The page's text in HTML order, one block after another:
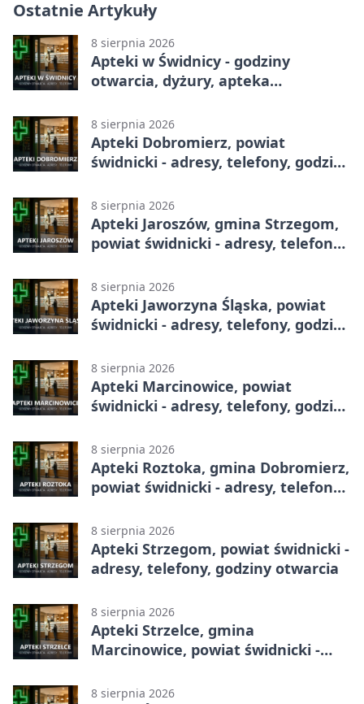
Ostatnie Artykuły
8 sierpnia 2026
Apteki w Świdnicy - godziny
otwarcia, dyżury, apteka
8 sierpnia 2026
Apteki Dobromierz, powiat
świdnicki - adresy, telefony, godziny
8 sierpnia 2026
Apteki Jaroszów, gmina Strzegom,
powiat świdnicki - adresy, telefony,
8 sierpnia 2026
Apteki Jaworzyna Śląska, powiat
świdnicki - adresy, telefony, godziny
8 sierpnia 2026
Apteki Marcinowice, powiat
świdnicki - adresy, telefony, godziny
8 sierpnia 2026
Apteki Roztoka, gmina Dobromierz,
powiat świdnicki - adresy, telefony,
8 sierpnia 2026
Apteki Strzegom, powiat świdnicki -
adresy, telefony, godziny otwarcia
8 sierpnia 2026
Apteki Strzelce, gmina
Marcinowice, powiat świdnicki -
8 sierpnia 2026